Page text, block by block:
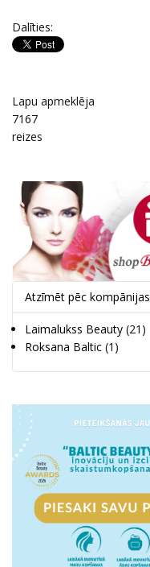
Dalīties:
Lapu apmeklēja
7167
reizes
Atzīmēt pēc kompānijas
Laimalukss Beauty (21)
Roksana Baltic (1)